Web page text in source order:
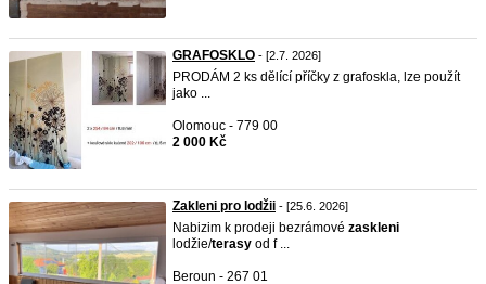
GRAFOSKLO - [2.7. 2026]
PRODÁM 2 ks dělící příčky z grafoskla, lze použít
jako ...
Olomouc - 779 00
2 000 Kč
Zakleni pro lodžii - [25.6. 2026]
Nabizim k prodeji bezrámové zaskleni
lodžie/terasy od f ...
Beroun - 267 01